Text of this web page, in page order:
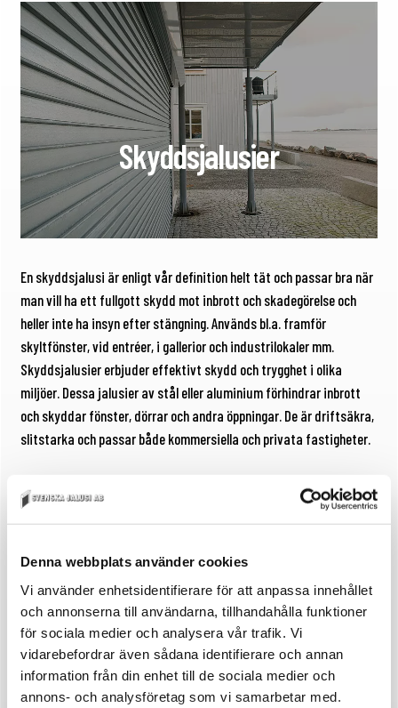
Denna webbplats använder cookies
Vi använder enhetsidentifierare för att anpassa innehållet
och annonserna till användarna, tillhandahålla funktioner
för sociala medier och analysera vår trafik. Vi
vidarebefordrar även sådana identifierare och annan
information från din enhet till de sociala medier och
annons- och analysföretag som vi samarbetar med.
Skyddsjalusier
En skyddsjalusi är enligt vår definition helt tät och passar bra när
man vill ha ett fullgott skydd mot inbrott och skadegörelse och
heller inte ha insyn efter stängning. Används bl.a. framför
skyltfönster, vid entréer, i gallerior och industrilokaler mm.
Skyddsjalusier erbjuder effektivt skydd och trygghet i olika
miljöer. Dessa jalusier av stål eller aluminium förhindrar inbrott
och skyddar fönster, dörrar och andra öppningar. De är driftsäkra,
slitstarka och passar både kommersiella och privata fastigheter.
Skyddsklass 2 – 4
9 SKYDDSJALUSI VST 8320
Skyddsklass 2 och 3
9 SKYDDSJALUSI FERRO 6520 Stål
9 SKYDDSJALUSI STANDARD SAFE ALUMINIUM